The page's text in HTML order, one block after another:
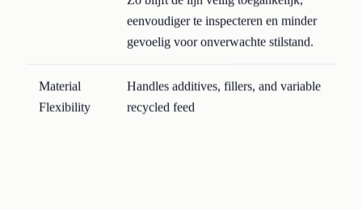
eenvoudiger te inspecteren en minder
gevoelig voor onverwachte stilstand.
Material
Flexibility
Handles additives, fillers, and variable
recycled feed